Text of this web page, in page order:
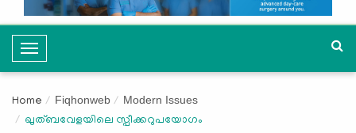
T
o
g
l
Home Fiqhonweb Modern Issues
ഖുത്ബവേളയിലെ സ്പീക്കറുപയോഗം